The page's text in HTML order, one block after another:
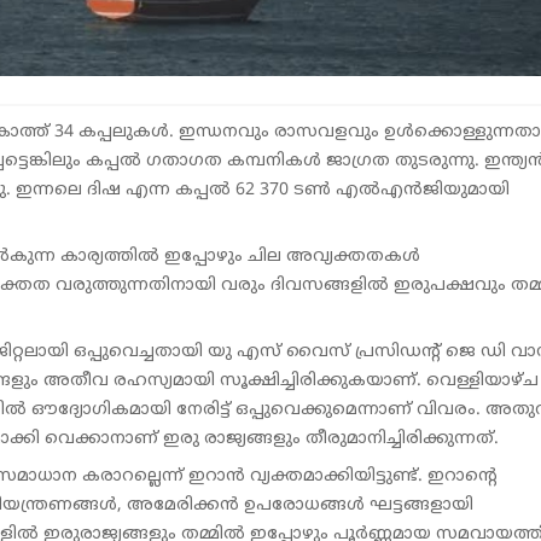
കാത്ത് 34 കപ്പലുകൾ. ഇന്ധനവും രാസവളവും
കപ്പൽ ഗതാഗത കമ്പനികൾ ജാഗ്രത തുടരുന്നു.
ഇന്നലെ ദിഷ എന്ന കപ്പൽ 62 370 ടൺ എൽഎൻജിയുമായി
കാര്യത്തിൽ ഇപ്പോഴും ചില അവ്യക്തതകൾ
വരുത്തുന്നതിനായി വരും ദിവസങ്ങളിൽ ഇരുപക്ഷവും
ഒപ്പുവെച്ചതായി യു എസ് വൈസ് പ്രസിഡന്റ് ജെ ഡി
അതീവ രഹസ്യമായി സൂക്ഷിച്ചിരിക്കുകയാണ്. വെള്ളിയാഴ്ച
ഔദ്യോഗികമായി നേരിട്ട് ഒപ്പുവെക്കുമെന്നാണ് വിവരം.
വെക്കാനാണ് ഇരു രാജ്യങ്ങളും തീരുമാനിച്ചിരിക്കുന്നത്.
കരാറല്ലെന്ന് ഇറാൻ വ്യക്തമാക്കിയിട്ടുണ്ട്. ഇറാന്‍റെ
അമേരിക്കൻ ഉപരോധങ്ങൾ ഘട്ടങ്ങളായി
ഇരുരാജ്യങ്ങളും തമ്മിൽ ഇപ്പോഴും പൂർണ്ണമായ